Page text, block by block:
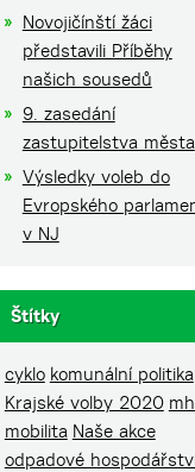
Novojičínští žáci
představili Příběhy
našich sousedů
9. zasedání
zastupitelstva města
Výsledky voleb do
Evropského
v NJ
Štítky
cyklo komunální politika
Krajské volby 2020
mobilita Naše akce
odpadové